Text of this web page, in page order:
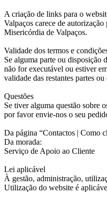
A criação de links para o
Valpaços carece de
Misericórdia de Valpaços.
Validade dos termos e
Se alguma parte ou disposição
não for executável ou estiver
validade das restantes partes
Questões
Se tiver alguma questão sobre
por favor envie-nos o seu
Da página “Contactos | Como
Da morada:
Serviço de Apoio ao Cliente
Lei aplicável
À gestão, administração,
Utilização do website é